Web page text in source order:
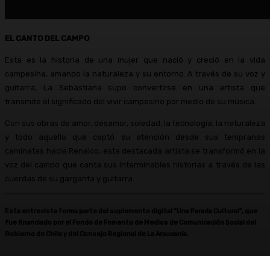
EL CANTO DEL CAMPO
Esta es la historia de una mujer que nació y creció en la vida
campesina, amando la naturaleza y su entorno. A través de su voz y
guitarra, La Sebastiana supo convertirse en una artista que
transmite el significado del vivir campesino por medio de su música.
Con sus obras de amor, desamor, soledad, la tecnología, la naturaleza
y todo aquello que captó su atención desde sus tempranas
caminatas hacia Renaico, esta destacada artista se transformó en la
voz del campo que canta sus interminables historias a través de las
cuerdas de su garganta y guitarra.